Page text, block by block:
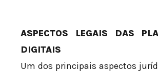
ASPECTOS LEGAIS DAS
DIGITAIS
Um dos principais aspectos